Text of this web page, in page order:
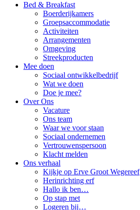
Bed & Breakfast
Boerderijkamers
Groepsaccommodatie
Activiteiten
Arrangementen
Omgeving
Streekproducten
Mee doen
Sociaal ontwikkelbedrijf
Wat we doen
Doe je mee?
Over Ons
Vacature
Ons team
Waar we voor staan
Sociaal ondernemen
Vertrouwenspersoon
Klacht melden
Ons verhaal
Kijkje op Erve Groot Wegereef
Herinrichting erf
Hallo ik ben…
Op stap met
Logeren bij…